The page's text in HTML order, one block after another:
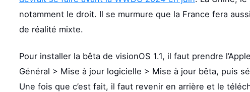
notamment le droit. Il se murmure que la France fera
de réalité mixte.
Pour installer la bêta de visionOS 1.1, il faut prendre
Général > Mise à jour logicielle > Mise à jour bêta, puis
Une fois que c’est fait, il faut revenir en arrière et le